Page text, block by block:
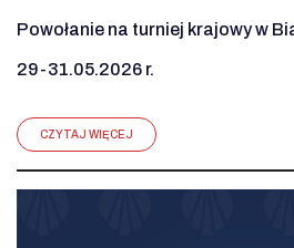
Powołanie na turniej krajowy w
29-31.05.2026 r.
CZYTAJ WIĘCEJ